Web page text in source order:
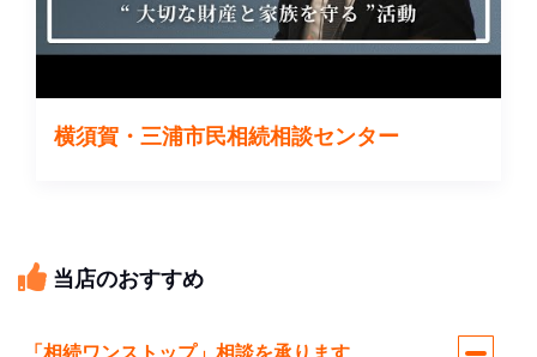
横須賀・三浦市民相続相談センター
当店のおすすめ
「相続ワンストップ」相談を承ります